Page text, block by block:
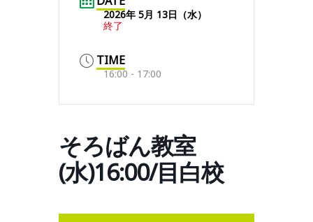
2026年 5月 13日（水）
終了
TIME
16:00 - 17:00
そろばん教室
(水)16:00/目白校